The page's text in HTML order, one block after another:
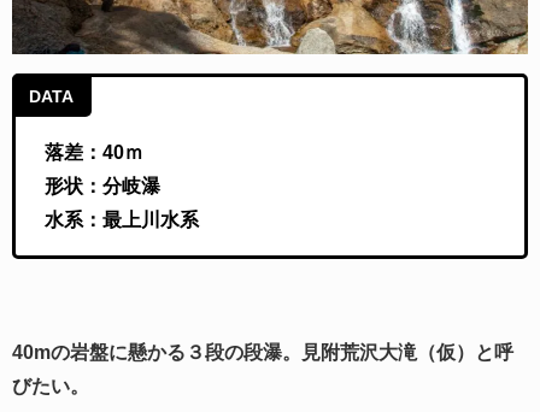
DATA
落差：40ｍ
形状：分岐瀑
水系：最上川水系
40mの岩盤に懸かる３段の段瀑。見附荒沢大滝（仮）と呼
びたい。